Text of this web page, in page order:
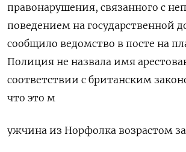
правонарушения, ​связанного с
поведением ​на государственной
сообщило ведомство в ⁠посте на
Полиция не ‌назвала имя
соответствии с ‌британским
что это м
ужчина из Норфолка возрастом